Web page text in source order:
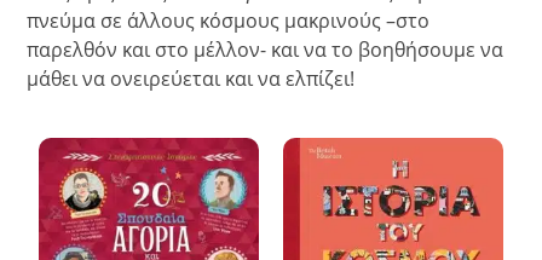
πνεύμα σε άλλους κόσμους μακρινούς –στο
παρελθόν και στο μέλλον- και να το βοηθήσουμε να
μάθει να ονειρεύεται και να ελπίζει!